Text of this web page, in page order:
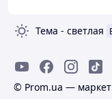
Тема - светлая
© Prom.ua —